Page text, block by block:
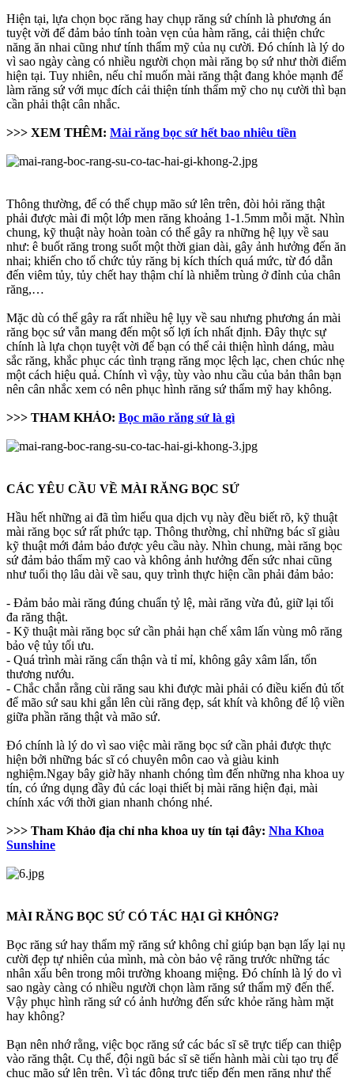
Hiện tại, lựa chọn bọc răng hay chụp răng sứ chính là phương án
tuyệt vời để đảm bảo tính toàn vẹn của hàm răng, cải thiện chức
năng ăn nhai cũng như tính thẩm mỹ của nụ cười. Đó chính là lý do
vì sao ngày càng có nhiều người chọn mài răng bọ sứ như thời điểm
hiện tại. Tuy nhiên, nếu chỉ muốn mài răng thật đang khỏe mạnh để
làm răng sứ với mục đích cải thiện tính thẩm mỹ cho nụ cười thì bạn
cần phải thật cân nhắc.
>>> XEM THÊM: Mài răng bọc sứ hết bao nhiêu tiền
Thông thường, để có thể chụp mão sứ lên trên, đòi hỏi răng thật
phải được mài đi một lớp men răng khoảng 1-1.5mm mỗi mặt. Nhìn
chung, kỹ thuật này hoàn toàn có thể gây ra những hệ lụy về sau
như: ê buốt răng trong suốt một thời gian dài, gây ảnh hưởng đến ăn
nhai; khiến cho tổ chức tủy răng bị kích thích quá mức, từ đó dẫn
đến viêm tủy, tủy chết hay thậm chí là nhiễm trùng ở đỉnh của chân
răng,…
Mặc dù có thể gây ra rất nhiều hệ lụy về sau nhưng phương án mài
răng bọc sứ vẫn mang đến một số lợi ích nhất định. Đây thực sự
chính là lựa chọn tuyệt vời để bạn có thể cải thiện hình dáng, màu
sắc răng, khắc phục các tình trạng răng mọc lệch lạc, chen chúc nhẹ
một cách hiệu quả. Chính vì vậy, tùy vào nhu cầu của bản thân bạn
nên cân nhắc xem có nên phục hình răng sứ thẩm mỹ hay không.
>>> THAM KHẢO: Bọc mão răng sứ là gì
CÁC YÊU CẦU VỀ MÀI RĂNG BỌC SỨ
Hầu hết những ai đã tìm hiểu qua dịch vụ này đều biết rõ, kỹ thuật
mài răng bọc sứ rất phức tạp. Thông thường, chỉ những bác sĩ giàu
kỹ thuật mới đảm bảo được yêu cầu này. Nhìn chung, mài răng bọc
sứ đảm bảo thẩm mỹ cao và không ảnh hưởng đến sức nhai cũng
như tuổi thọ lâu dài về sau, quy trình thực hiện cần phải đảm bảo:
- Đảm bảo mài răng đúng chuẩn tỷ lệ, mài răng vừa đủ, giữ lại tối
đa răng thật.
- Kỹ thuật mài răng bọc sứ cần phải hạn chế xâm lấn vùng mô răng
bảo vệ tủy tối ưu.
- Quá trình mài răng cẩn thận và tỉ mỉ, không gây xâm lấn, tổn
thương nướu.
- Chắc chắn rằng cùi răng sau khi được mài phải có điều kiến đủ tốt
để mão sứ sau khi gắn lên cùi răng đẹp, sát khít và không để lộ viền
giữa phần răng thật và mão sứ.
Đó chính là lý do vì sao việc mài răng bọc sứ cần phải được thực
hiện bởi những bác sĩ có chuyên môn cao và giàu kinh
nghiệm.Ngay bây giờ hãy nhanh chóng tìm đến những nha khoa uy
tín, có ứng dụng đầy đủ các loại thiết bị mài răng hiện đại, mài
chính xác với thời gian nhanh chóng nhé.
>>> Tham Khảo địa chỉ nha khoa uy tín tại đây: Nha Khoa
Sunshine
MÀI RĂNG BỌC SỨ CÓ TÁC HẠI GÌ KHÔNG?
Bọc răng sứ hay thẩm mỹ răng sứ không chỉ giúp bạn bạn lấy lại nụ
cười đẹp tự nhiên của mình, mà còn bảo vệ răng trước những tác
nhân xấu bên trong môi trường khoang miệng. Đó chính là lý do vì
sao ngày càng có nhiều người chọn làm răng sứ thẩm mỹ đến thế.
Vậy phục hình răng sứ có ảnh hưởng đến sức khỏe răng hàm mặt
hay không?
Bạn nên nhớ rằng, việc bọc răng sứ các bác sĩ sẽ trực tiếp can thiệp
vào răng thật. Cụ thể, đội ngũ bác sĩ sẽ tiến hành mài cùi tạo trụ để
chục mão sứ lên trên. Vì tác động trực tiếp đến men răng như thế